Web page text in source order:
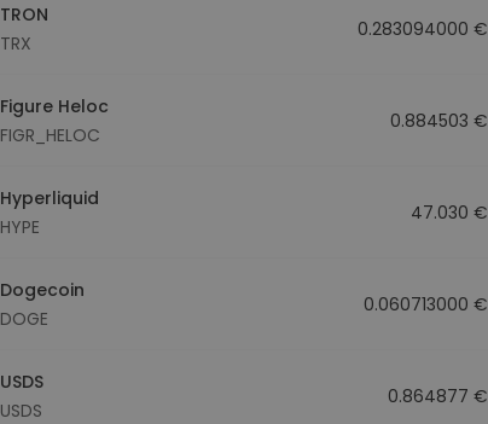
TRON
TRX
0.283094000 €
Figure Heloc
FIGR_HELOC
0.884503 €
Hyperliquid
HYPE
47.030 €
Dogecoin
DOGE
0.060713000 €
USDS
USDS
0.864877 €